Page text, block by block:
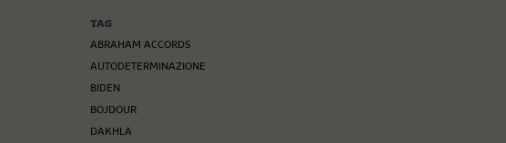
TAG
ABRAHAM ACCORDS
AUTODETERMINAZIONE
BIDEN
BOJDOUR
DAKHLA